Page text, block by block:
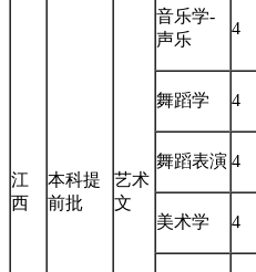
江
西
本科提
前批
艺术
文
音乐学-
声乐
4
舞蹈学 4
舞蹈表演 4
美术学 4